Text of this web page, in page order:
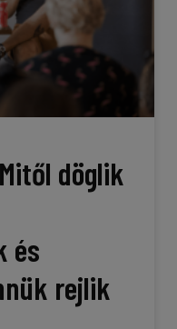
döglik
és
rejlik